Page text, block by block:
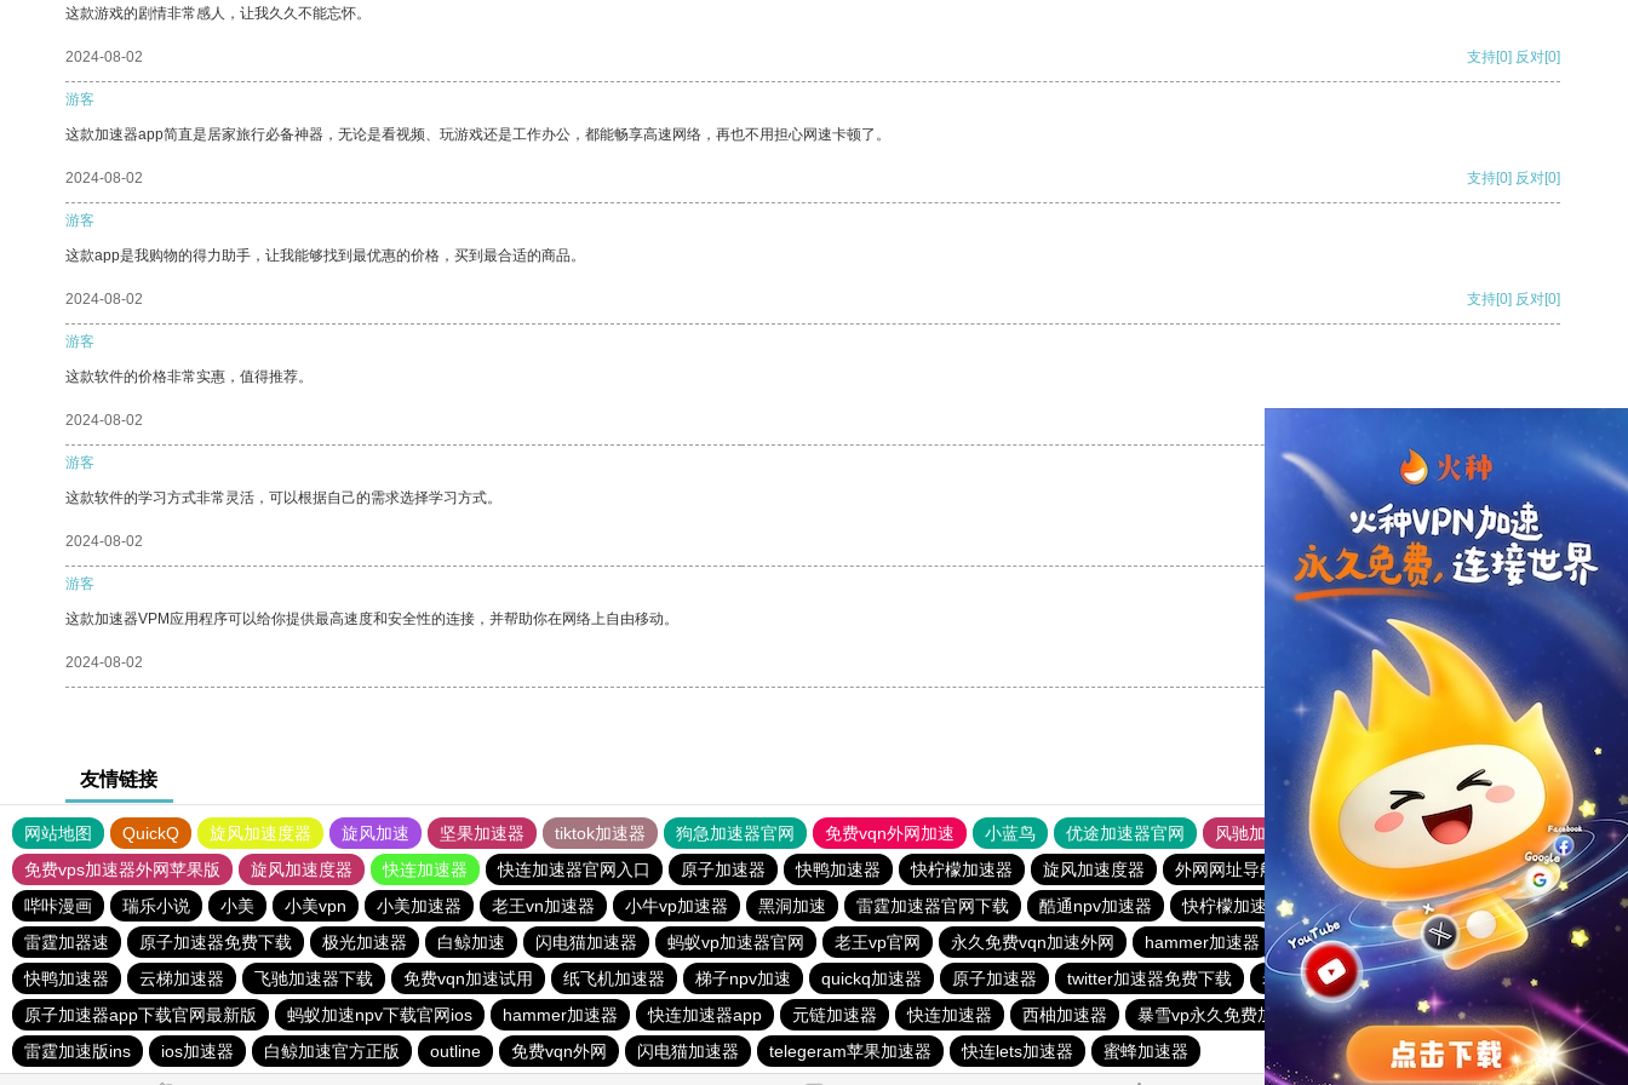
这款游戏的剧情非常感人，让我久久不能忘怀。
2024-08-02 支持[0] 反对[0]
游客
这款加速器app简直是居家旅行必备神器，无论是看视频、玩游戏还是工作办公，都能畅享高速网络，再也不用担心网速卡顿了。
2024-08-02 支持[0] 反对[0]
游客
这款app是我购物的得力助手，让我能够找到最优惠的价格，买到最合适的商品。
2024-08-02 支持[0] 反对[0]
游客
这款软件的价格非常实惠，值得推荐。
2024-08-02
游客
这款软件的学习方式非常灵活，可以根据自己的需求选择学习方式。
2024-08-02 支持 [0] 反对 [0]
游客
这款加速器VPM应用程序可以给你提供最高速度和安全性的连接，并帮助你在网络上自由移动。
2024-08-02 支持
友情链接
网站地图 QuickQ 旋风加速度器 旋风加速 坚果加速器 tiktok加速器 狗急加速器官网 免费vqn外网加速 小蓝鸟 优途加速器官网 风驰加速器
旋风加速器
免费vps加速器外网苹果版
旋风加速度器 快连加速器 快连加速器官网入口 原子加速器 快鸭加速器 快柠檬加速器 旋风加速度器 外网网址导航 软件中心 雷霆加速
狂飙加速器
哔咔漫画
瑞乐小说 小美 小美vpn 小美加速器 老王vn加速器 小牛vp加速器 黑洞加速 雷霆加速器官网下载 酷通npv加速器 快柠檬加速器
免费梯子加速器app七天
雷霆加器速
原子加速器免费下载 极光加速器 白鲸加速 闪电猫加速器 蚂蚁vp加速器官网 老王vp官网 永久免费vqn加速外网 hammer加速器 快连加速器app
vp加速器官网
快鸭加速器
云梯加速器 飞驰加速器下载 免费vqn加速试用 纸飞机加速器 梯子npv加速 quickq加速器 原子加速器 twitter加速器免费下载 老王加速器
极光加速器
原子加速器app下载官网最新版
蚂蚁加速npv下载官网ios hammer加速器 快连加速器app 元链加速器 快连加速器 西柚加速器 暴雪vp永久免费加速器下载官网 ios加速器
快联加速器
雷霆加速版ins
ios加速器 白鲸加速官方正版 outline 免费vqn外网 闪电猫加速器 telegeram苹果加速器 快连lets加速器 蜜蜂加速器